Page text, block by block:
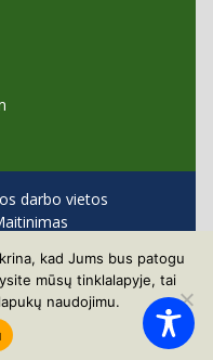
darbo vietos
|Education Hub by
kad Jums bus patogu
mūsų tinklalapyje, tai
naudojimu.